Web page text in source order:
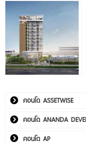
คอนโด ASSETWISE
คอนโด ANANDA
คอนโด AP